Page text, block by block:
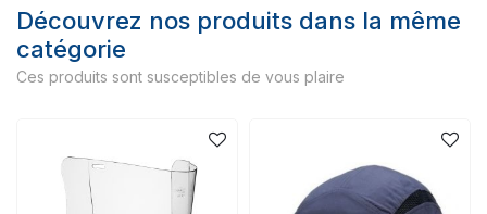
Découvrez nos produits dans la même
catégorie
Ces produits sont susceptibles de vous plaire